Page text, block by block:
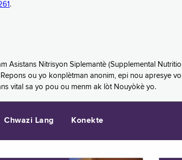
.
Nitrisyon Siplemantè (Supplemental
ou yo konplètman anonim, epi nou apresye
vital sa yo pou ou menm ak lòt Nouyòkè yo.
Chwazi Lang Konekte